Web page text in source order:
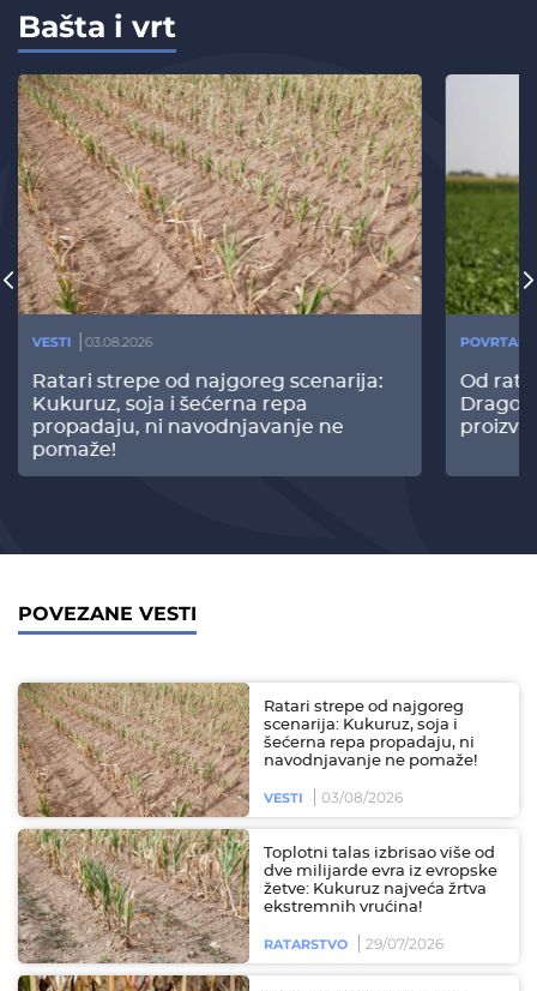
Bašta i vrt
VESTI 03.08.2026
Ratari strepe od najgoreg scenarija:
Kukuruz, soja i šećerna repa
propadaju, ni navodnjavanje ne
pomaže!
Od
POVEZANE VESTI
Ratari strepe od najgoreg
scenarija: Kukuruz, soja i
šećerna repa propadaju, ni
navodnjavanje ne pomaže!
VESTI 03/08/2026
Toplotni talas izbrisao više od
dve milijarde evra iz evropske
žetve: Kukuruz najveća žrtva
ekstremnih vrućina!
RATARSTVO 29/07/2026